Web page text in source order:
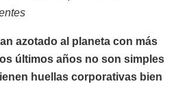
azotado al planeta con más
últimos años no son simples
huellas corporativas bien